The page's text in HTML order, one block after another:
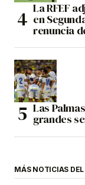
La RFEF
en
renuncia
Las
grandes
MÁS NOTICIAS